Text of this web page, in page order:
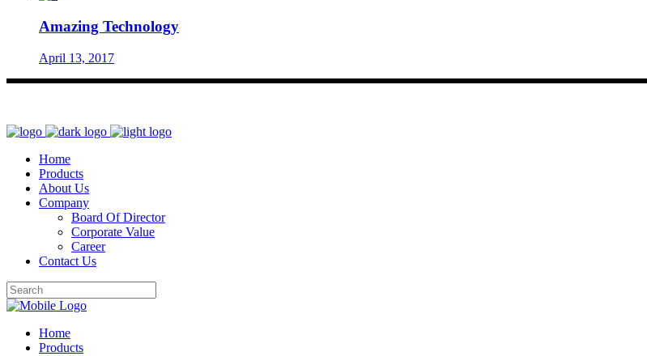
Amazing Technology
April 13, 2017
Home
Products
About Us
Company
Board Of Director
Corporate Value
Career
Contact Us
Home
Products